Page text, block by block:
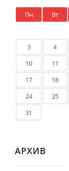
Пн Вт
3
4
10
11
17
18
24
25
31
АРХИВ